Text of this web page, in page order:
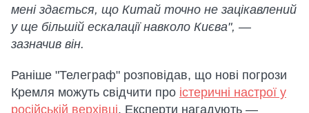
мені здається, що Китай точно не зацікавлений
у ще більшій ескалації навколо Києва", —
зазначив він.
Раніше "Телеграф" розповідав, що нові погрози
Кремля можуть свідчити про істеричні настрої у
російській верхівці. Експерти нагадують —